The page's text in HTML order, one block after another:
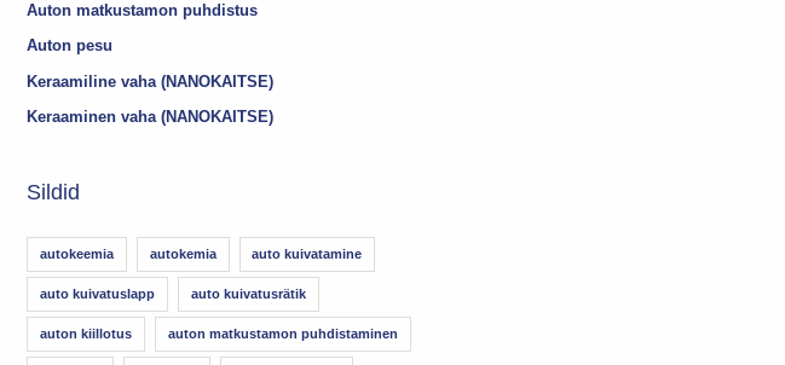
Auton matkustamon puhdistus
Auton pesu
Keraamiline vaha (NANOKAITSE)
Keraaminen vaha (NANOKAITSE)
Sildid
autokeemia autokemia auto kuivatamine
auto kuivatuslapp auto kuivatusrätik
auton kiillotus auton matkustamon puhdistaminen